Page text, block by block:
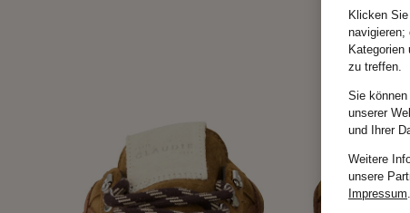
Klicken
navigieren;
Kategorien
zu treffen.
Sie
unserer
und Ihrer
Weitere
unsere
Impressum.